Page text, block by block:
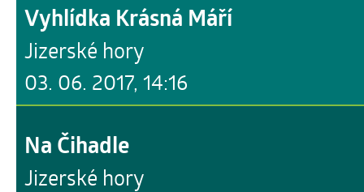
03. 06. 2017, 14:16
Vyhlídka Krásná Máří
Jizerské hory
Na Čihadle
Jizerské hory